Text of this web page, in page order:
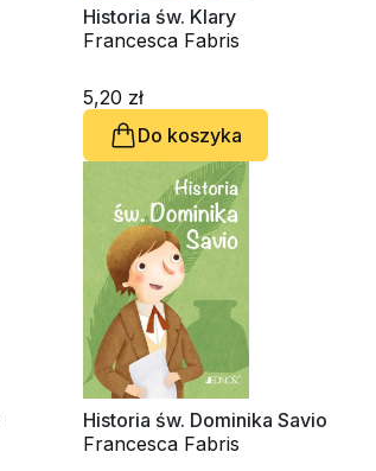
Historia św. Klary
Francesca Fabris
5,20 zł
Do koszyka
Historia św. Dominika Savio
Francesca Fabris